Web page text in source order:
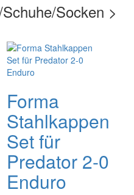
Socken >
Forma
Stahlkappen
Set für
Predator 2-0
Enduro